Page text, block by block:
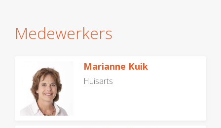
Medewerkers
Marianne Kuik
Huisarts